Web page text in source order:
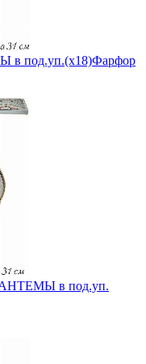
в под.уп.(х18)Фарфор
в под.уп.